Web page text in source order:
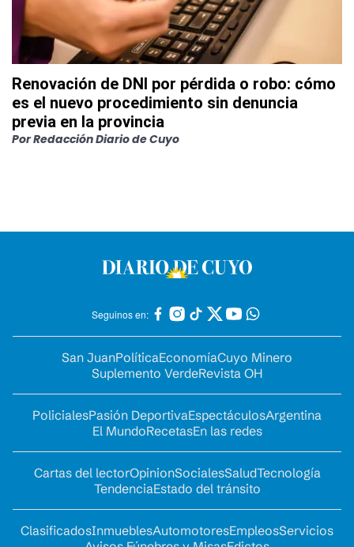
Renovación de DNI por pérdida o robo: cómo
es el nuevo procedimiento sin denuncia
previa en la provincia
PorRedacción Diario de Cuyo
Seguinos en:
San JuanPolíticaEconomíaCuyo Minero
Suplemento VerdeRevista OH
PolicialesPasión DeportivaEspectáculosArgentina
El MundoRecetasEn las redes
Cartas del lectorOpinionSocialesSaludTecnología
TendenciaEstado del tránsito
ClasificadosInmueblesAutomotoresEmpleosServicios